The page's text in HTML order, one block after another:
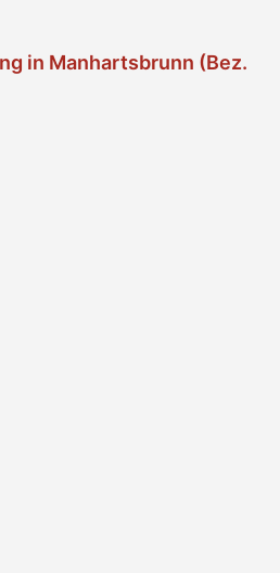
in Manhartsbrunn (Bez.